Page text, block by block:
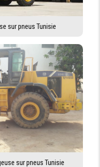
sur pneus Tunisie
sur pneus Tunisie